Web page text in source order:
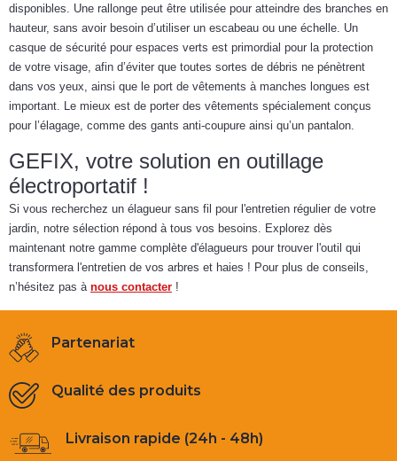
disponibles. Une rallonge peut être utilisée pour atteindre des branches en
hauteur, sans avoir besoin d’utiliser un escabeau ou une échelle. Un
casque de sécurité pour espaces verts est primordial pour la protection
de votre visage, afin d’éviter que toutes sortes de débris ne pénètrent
dans vos yeux, ainsi que le port de vêtements à manches longues est
important. Le mieux est de porter des vêtements spécialement conçus
pour l’élagage, comme des gants anti-coupure ainsi qu’un pantalon.
GEFIX, votre solution en outillage
électroportatif !
Si vous recherchez un élagueur sans fil pour l'entretien régulier de votre
jardin, notre sélection répond à tous vos besoins. Explorez dès
maintenant notre gamme complète d'élagueurs pour trouver l'outil qui
transformera l'entretien de vos arbres et haies ! Pour plus de conseils,
n’hésitez pas à nous contacter !
Partenariat
Qualité des produits
Livraison rapide (24h - 48h)